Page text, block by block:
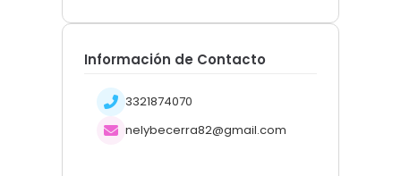
Información de Contacto
3321874070
nelybecerra82@gmail.com